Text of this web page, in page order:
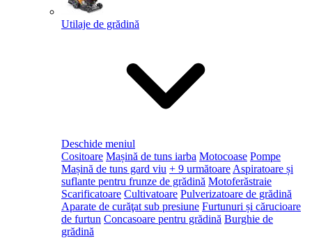
Utilaje de grădină
Deschide meniul
Cositoare Mașină de tuns iarba Motocoase Pompe
Mașină de tuns gard viu + 9 următoare Aspiratoare și
suflante pentru frunze de grădină Motoferăstraie
Scarificatoare Cultivatoare Pulverizatoare de grădină
Aparate de curăţat sub presiune Furtunuri și cărucioare
de furtun Concasoare pentru grădină Burghie de
grădină